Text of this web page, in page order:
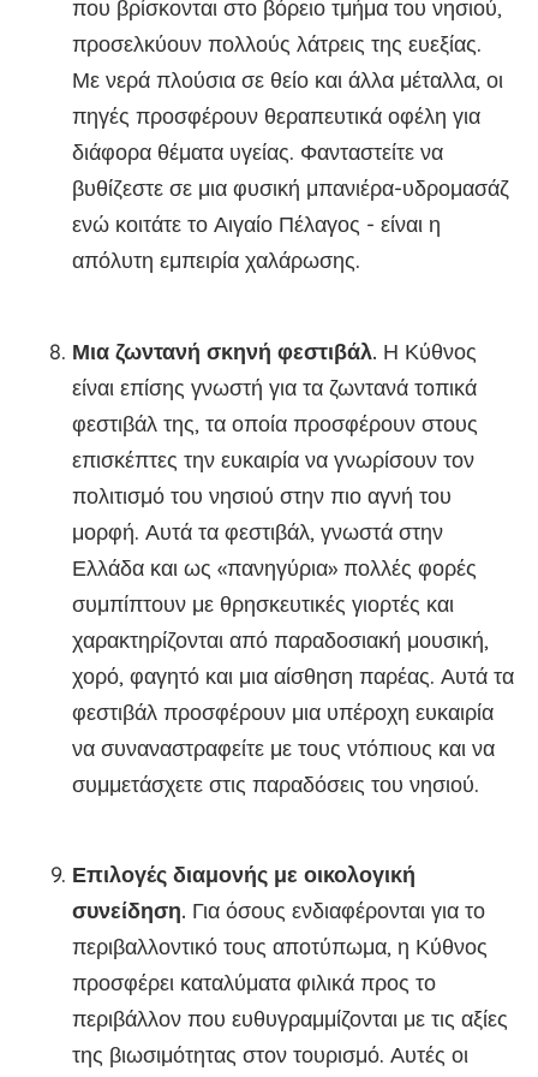
που βρίσκονται στο βόρειο τμήμα του νησιού,
προσελκύουν πολλούς λάτρεις της ευεξίας.
Με νερά πλούσια σε θείο και άλλα μέταλλα, οι
πηγές προσφέρουν θεραπευτικά οφέλη για
διάφορα θέματα υγείας. Φανταστείτε να
βυθίζεστε σε μια φυσική μπανιέρα-υδρομασάζ
ενώ κοιτάτε το Αιγαίο Πέλαγος - είναι η
απόλυτη εμπειρία χαλάρωσης.
Μια ζωντανή σκηνή φεστιβάλ. Η Κύθνος
είναι επίσης γνωστή για τα ζωντανά τοπικά
φεστιβάλ της, τα οποία προσφέρουν στους
επισκέπτες την ευκαιρία να γνωρίσουν τον
πολιτισμό του νησιού στην πιο αγνή του
μορφή. Αυτά τα φεστιβάλ, γνωστά στην
Ελλάδα και ως «πανηγύρια» πολλές φορές
συμπίπτουν με θρησκευτικές γιορτές και
χαρακτηρίζονται από παραδοσιακή μουσική,
χορό, φαγητό και μια αίσθηση παρέας. Αυτά τα
φεστιβάλ προσφέρουν μια υπέροχη ευκαιρία
να συναναστραφείτε με τους ντόπιους και να
συμμετάσχετε στις παραδόσεις του νησιού.
Επιλογές διαμονής με οικολογική
συνείδηση. Για όσους ενδιαφέρονται για το
περιβαλλοντικό τους αποτύπωμα, η Κύθνος
προσφέρει καταλύματα φιλικά προς το
περιβάλλον που ευθυγραμμίζονται με τις αξίες
της βιωσιμότητας στον τουρισμό. Αυτές οι